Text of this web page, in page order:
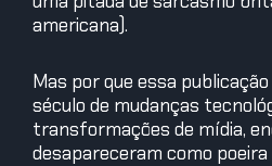
americana).
Mas por que essa
século de mudanças
transformações de mídia,
desapareceram como